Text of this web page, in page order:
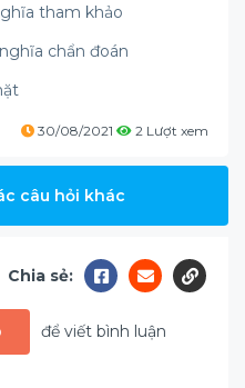
tham khảo
chẩn đoán
30/08/2021 2 Lượt xem
câu hỏi khác
Chia sẻ:
để viết bình luận